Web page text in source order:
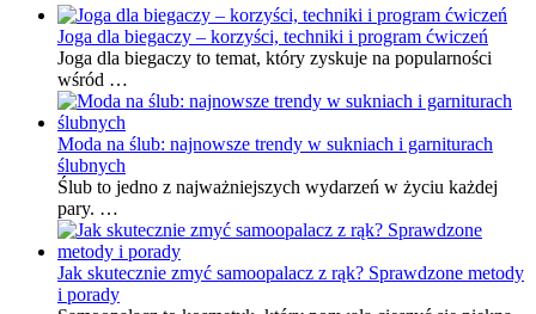
Joga dla biegaczy – korzyści, techniki i program ćwiczeń
Joga dla biegaczy to temat, który zyskuje na popularności
wśród …
Moda na ślub: najnowsze trendy w sukniach i garniturach
ślubnych
Ślub to jedno z najważniejszych wydarzeń w życiu każdej
pary. …
Jak skutecznie zmyć samoopalacz z rąk? Sprawdzone metody
i porady